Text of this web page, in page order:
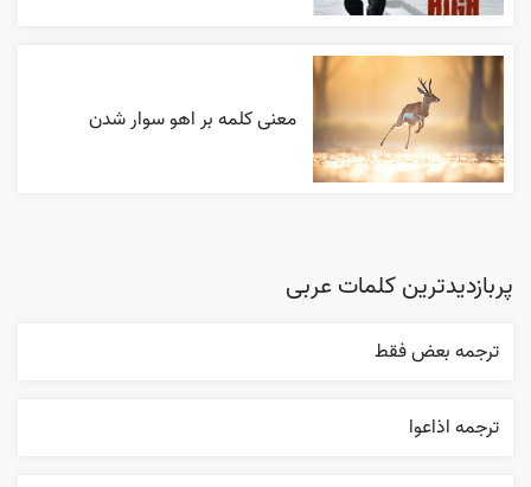
معنی کلمه بر اهو سوار شدن
پربازدیدترین کلمات عربی
ترجمه بعض فقط
ترجمه اذاعوا